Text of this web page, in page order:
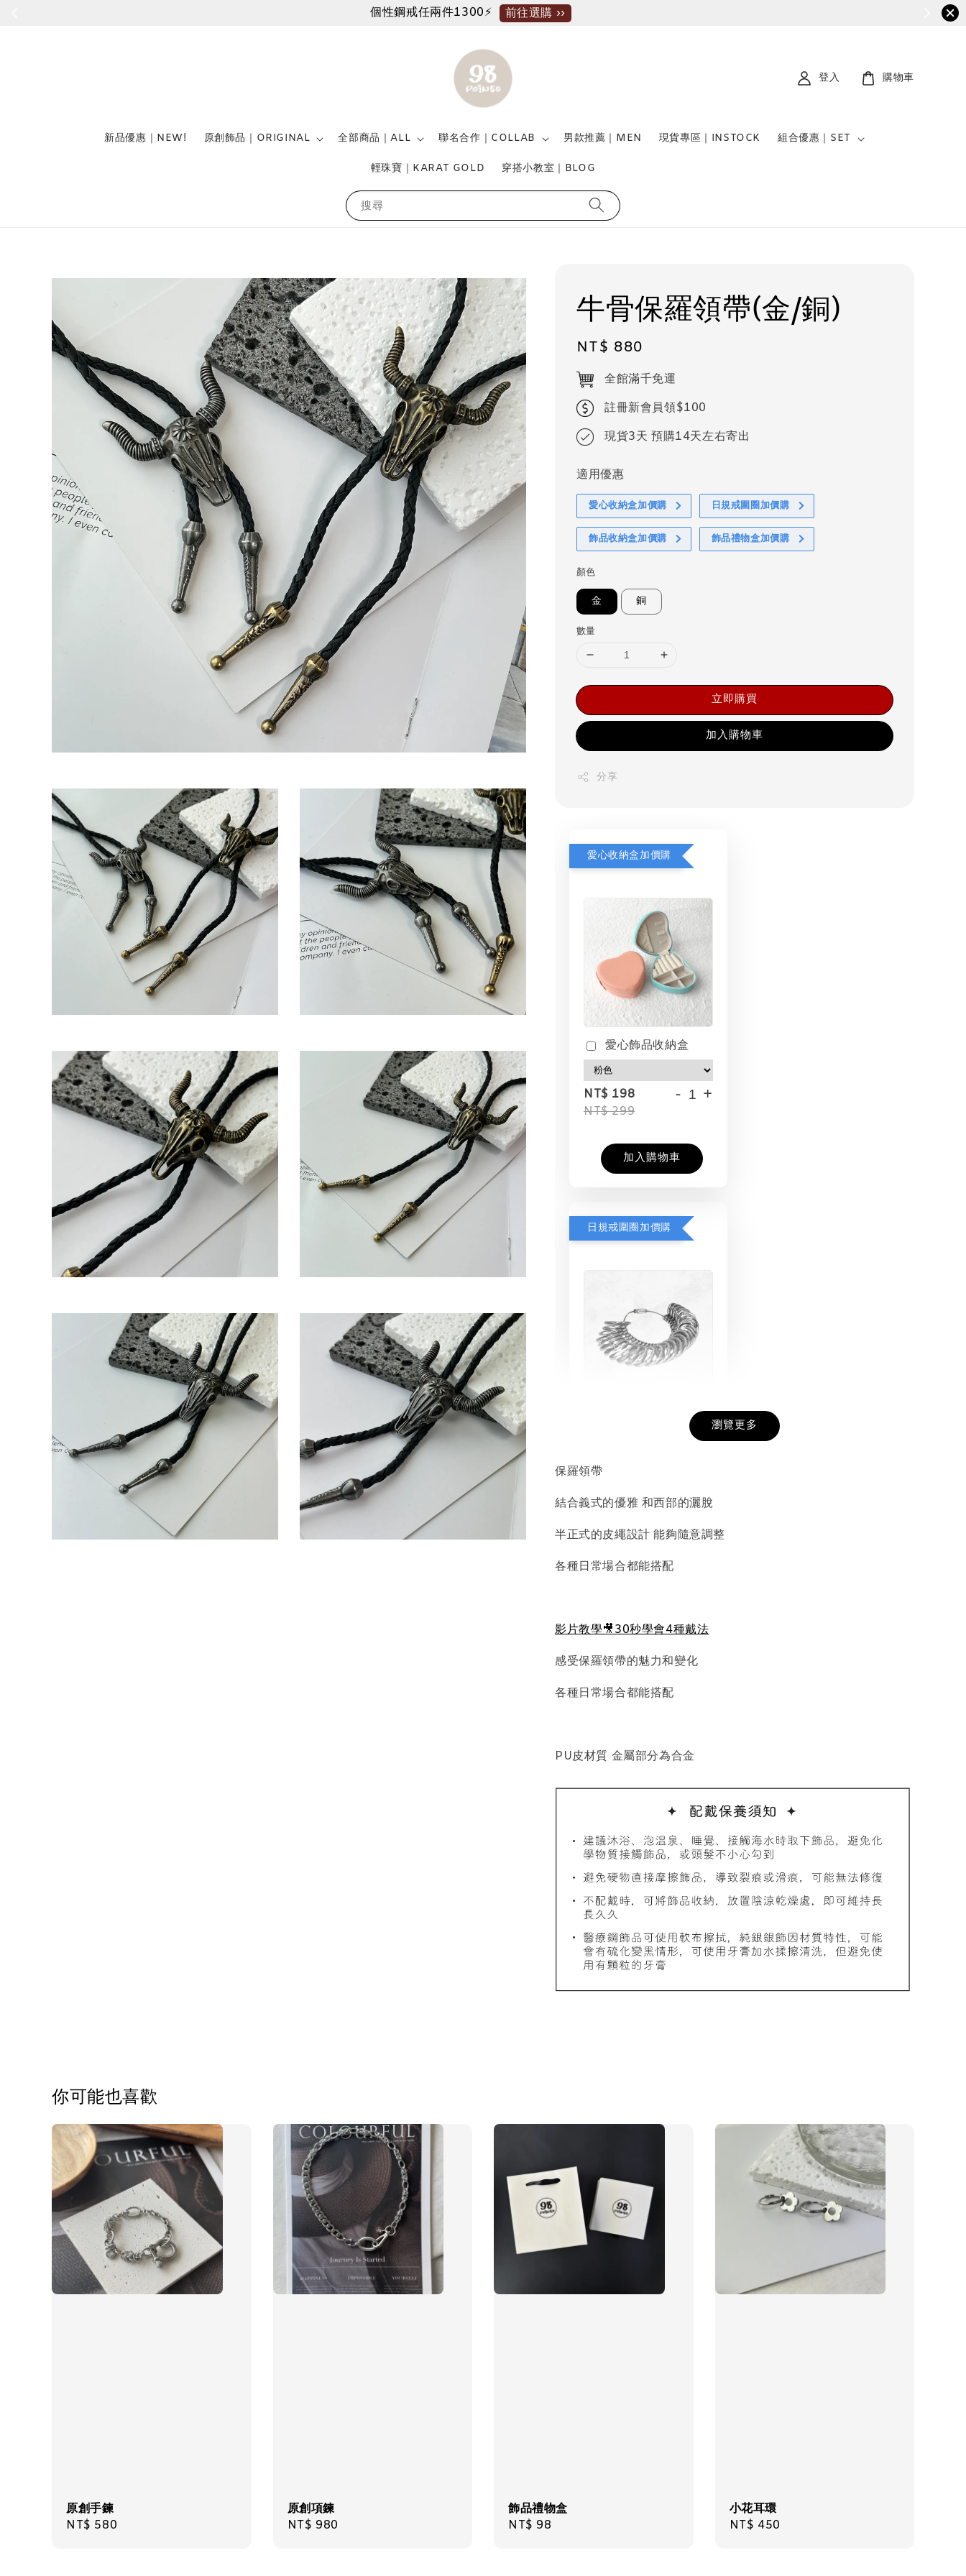
個性鋼戒任兩件1300⚡ 前往選購 ››
搜尋
新品優惠｜NEW! 原創飾品｜ORIGINAL 全部商品｜ALL 聯名合作｜COLLAB 男款推薦｜MEN 現貨專區｜INSTOCK 組合優惠｜SET
輕珠寶｜KARAT GOLD 穿搭小教室｜BLOG
登入 購物車
牛骨保羅領帶(金/銅)
Regular
price
NT$ 880
全館滿千免運
註冊新會員領$100
現貨3天 預購14天左右寄出
適用優惠
愛心收納盒加價購 日規戒圍圈加價購
飾品收納盒加價購 飾品禮物盒加價購
顏色
金 銅
數量
立即購買
加入購物車
分享
愛心收納盒加價購
愛心飾品收納盒
NT$ 198
NT$ 299
- +
加入購物車
日規戒圍圈加價購
NT$ 98
+
加入購物車
NT$ 399
- +
加入購物車
飾品禮物盒加價購
NT$ 98
加入購物車
瀏覽更多
保羅領帶
結合義式的優雅 和西部的灑脫
半正式的皮繩設計 能夠隨意調整
各種日常場合都能搭配
影片教學🎥30秒學會4種戴法
感受保羅領帶的魅力和變化
各種日常場合都能搭配
PU皮材質 金屬部分為合金
你可能也喜歡
原創手鍊
Regular
NT$ 580
原創項鍊
Regular
NT$ 980
飾品禮物盒
Regular
NT$ 98
小花耳環
Regular
NT$ 450